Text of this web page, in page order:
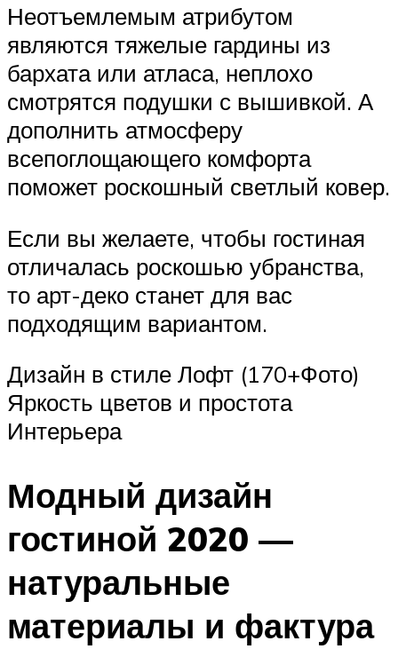
Неотъемлемым атрибутом
являются тяжелые гардины из
бархата или атласа, неплохо
смотрятся подушки с вышивкой. А
дополнить атмосферу
всепоглощающего комфорта
поможет роскошный светлый ковер.
Если вы желаете, чтобы гостиная
отличалась роскошью убранства,
то арт-деко станет для вас
подходящим вариантом.
Дизайн в стиле Лофт (170+Фото)
Яркость цветов и простота
Интерьера
Модный дизайн
гостиной 2020 —
натуральные
материалы и фактура